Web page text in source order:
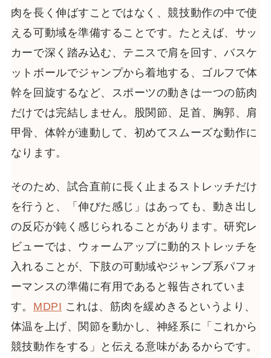
肉を長く伸ばすことではなく、競技動作の中で使
える可動域を準備することです。たとえば、サッ
カーで深く踏み込む、テニスで肩を回す、バスケ
ットボールでジャンプから着地する、ゴルフで体
幹を回旋するなど、スポーツの動きは一つの筋肉
だけでは完結しません。股関節、足首、胸郭、肩
甲骨、体幹が連動して、初めてスムーズな動作に
なります。
そのため、試合直前に長く止まるストレッチだけ
を行うと、「伸びた感じ」はあっても、動き出し
の反応が鈍く感じられることがあります。研究レ
ビューでは、ウォームアップに動的ストレッチを
入れることが、下肢の可動域やジャンプ系パフォ
ーマンスの準備に有用であると報告されていま
す。 MDPI これは、筋肉を緩めきるというより、
体温を上げ、関節を動かし、神経系に「これから
競技動作をする」と伝える意味があるからです。